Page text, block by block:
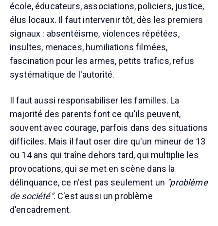
école, éducateurs, associations, policiers, justice,
élus locaux. Il faut intervenir tôt, dès les premiers
signaux : absentéisme, violences répétées,
insultes, menaces, humiliations filmées,
fascination pour les armes, petits trafics, refus
systématique de l'autorité.
Il faut aussi responsabiliser les familles. La
majorité des parents font ce qu'ils peuvent,
souvent avec courage, parfois dans des situations
difficiles. Mais il faut oser dire qu'un mineur de 13
ou 14 ans qui traîne dehors tard, qui multiplie les
provocations, qui se met en scène dans la
délinquance, ce n'est pas seulement un "problème
de société". C'est aussi un problème
d'encadrement.